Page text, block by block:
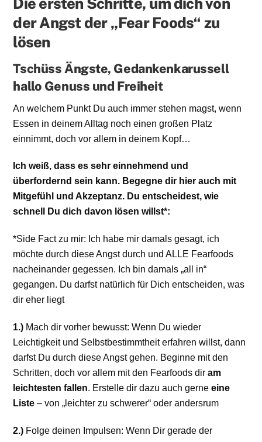
Die ersten Schritte, um dich von
der Angst der „Fear Foods“ zu
lösen
Tschüss Ängste, Gedankenkarussell
hallo Genuss und Freiheit
An welchem Punkt Du auch immer stehen magst, wenn
Essen in deinem Alltag noch einen großen Platz
einnimmt, doch vor allem in deinem Kopf…
Ich weiß, dass es sehr einnehmend und
überfordernd sein kann. Begegne dir hier auch mit
Mitgefühl und Akzeptanz. Du entscheidest, wie
schnell Du dich davon lösen willst*:
*Side Fact zu mir: Ich habe mir damals gesagt, ich
möchte durch diese Angst durch und ALLE Fearfoods
nacheinander gegessen. Ich bin damals „all in“
gegangen. Du darfst natürlich für Dich entscheiden, was
dir eher liegt
1.) Mach dir vorher bewusst: Wenn Du wieder
Leichtigkeit und Selbstbestimmtheit erfahren willst, dann
darfst Du durch diese Angst gehen. Beginne mit den
Schritten, doch vor allem mit den Fearfoods diram
leichtesten fallen. Erstelle dir dazu auch gerneeine
Liste – von „leichter zu schwerer“ oder andersrum
2.) Folge deinen Impulsen: Wenn Dir gerade der